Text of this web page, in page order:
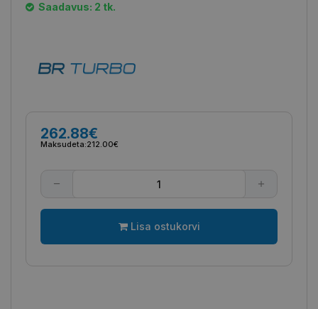
Saadavus: 2 tk.
262.88€
Maksudeta:212.00€
Lisa ostukorvi